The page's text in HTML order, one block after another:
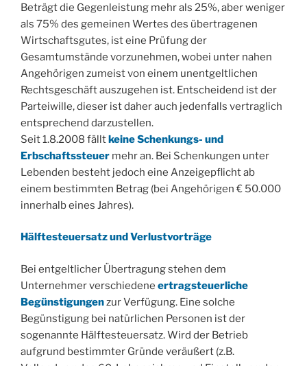
Beträgt die Gegenleistung mehr als 25%, aber weniger
als 75% des gemeinen Wertes des übertragenen
Wirtschaftsgutes, ist eine Prüfung der
Gesamtumstände vorzunehmen, wobei unter nahen
Angehörigen zumeist von einem unentgeltlichen
Rechtsgeschäft auszugehen ist. Entscheidend ist der
Parteiwille, dieser ist daher auch jedenfalls vertraglich
entsprechend darzustellen.
Seit 1.8.2008 fälltkeine Schenkungs- und
Erbschaftssteuer mehr an. Bei Schenkungen unter
Lebenden besteht jedoch eine Anzeigepflicht ab
einem bestimmten Betrag (bei Angehörigen € 50.000
innerhalb eines Jahres).
Hälftesteuersatz und Verlustvorträge
Bei entgeltlicher Übertragung stehen dem
Unternehmer verschiedene ertragsteuerliche
Begünstigungenzur Verfügung. Eine solche
Begünstigung bei natürlichen Personen ist der
sogenannte Hälftesteuersatz. Wird der Betrieb
aufgrund bestimmter Gründe veräußert (z.B.